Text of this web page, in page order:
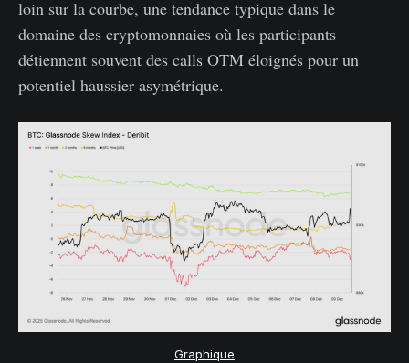
loin sur la courbe, une tendance typique dans le
domaine des cryptomonnaies où les participants
détiennent souvent des calls OTM éloignés pour un
potentiel haussier asymétrique.
Graphique